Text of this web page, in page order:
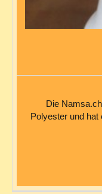
Die
Polyester und